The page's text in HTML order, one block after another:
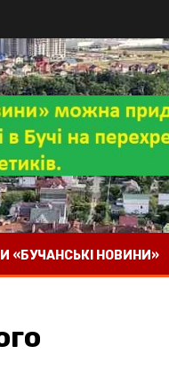
«БУЧАНСЬКІ НОВИНИ»